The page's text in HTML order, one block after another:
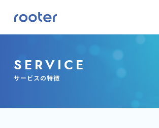
SERVICE
サービスの特徴